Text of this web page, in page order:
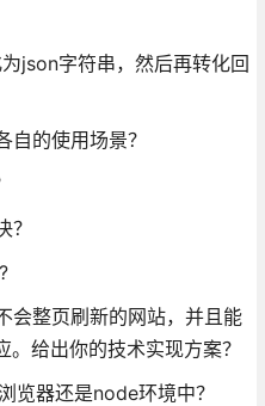
json字符串，然后再转化回
的使用场景？
会整页刷新的网站，并且能
给出你的技术实现方案？
览器还是node环境中？